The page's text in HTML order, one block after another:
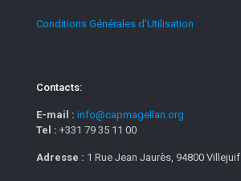
Conditions Générales d'Utilisation
Contacts:
E-mail : info@capmagellan.org
Tel : +331 79 35 11 00
Adresse : 1 Rue Jean Jaurès, 94800 Villejuif